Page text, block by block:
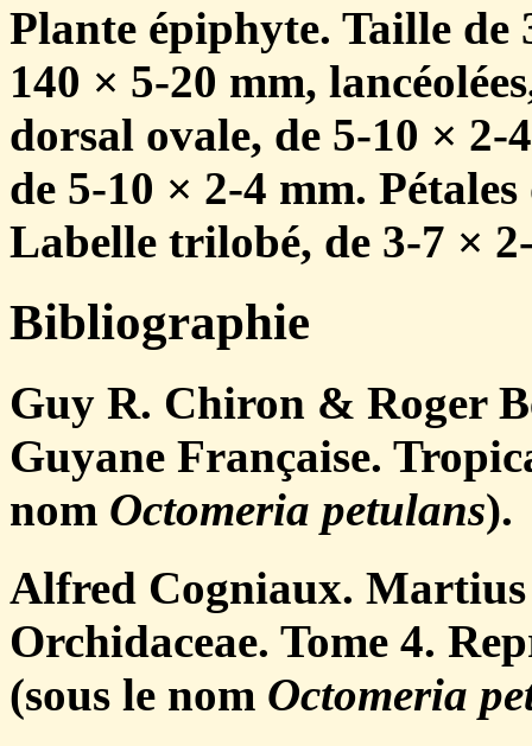
Plante épiphyte. Taille de
140 × 5-20 mm,
dorsal ovale, de 5-10 × 2-
de 5-10 × 2-4 mm.
Labelle trilobé, de 3-7 ×
Bibliographie
Guy R. Chiron & Roger
Guyane Française.
nom Octomeria petulans).
Alfred Cogniaux.
Orchidaceae. Tome 4.
(sous le nom Octomeria